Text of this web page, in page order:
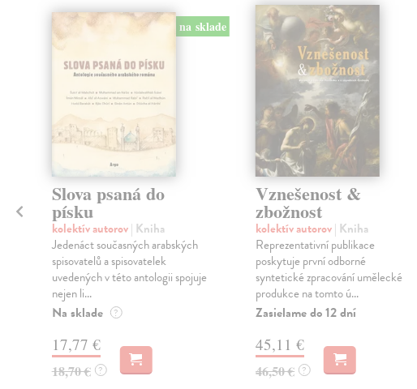
na sklade
Slova psaná do
písku
kolektív autorov| Kniha
Jedenáct současných arabských
spisovatelů a spisovatelek
uvedených v této antologii spojuje
nejen li...
Na sklade ?
17,77 €
18,70 € ?
Vznešenost &
zbožnost
kolektív autorov| Kniha
Reprezentativní publikace
poskytuje první odborné
syntetické zpracování umělecké
produkce na tomto ú...
Zasielame do 12 dní
45,11 €
46,50 € ?